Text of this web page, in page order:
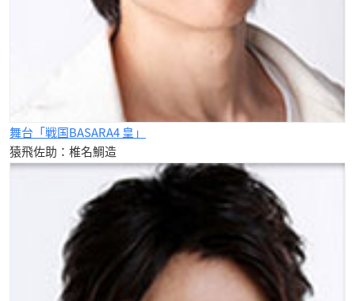
舞台「戦国BASARA4 皇」
猿飛佐助：椎名鯛造